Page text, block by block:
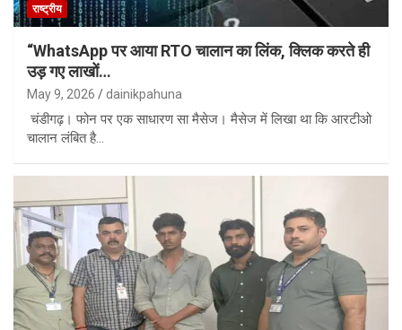
राष्ट्रीय
“WhatsApp पर आया RTO चालान का लिंक, क्लिक करते ही
उड़ गए लाखों…
May 9, 2026 dainikpahuna
चंडीगढ़। फोन पर एक साधारण सा मैसेज। मैसेज में लिखा था कि आरटीओ
चालान लंबित है…